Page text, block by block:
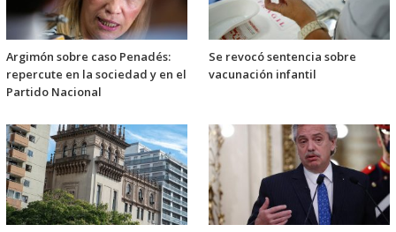
Argimón sobre caso Penadés:
repercute en la sociedad y en el
Partido Nacional
Se revocó sentencia sobre
vacunación infantil